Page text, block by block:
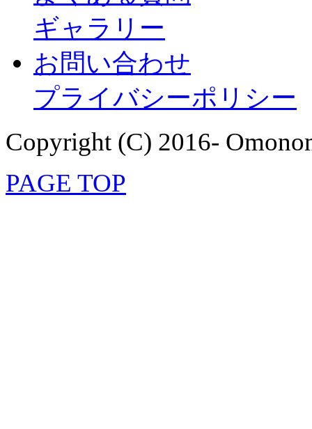
ギャラリー
お問い合わせ
プライバシーポリシー
Copyright (C) 2016-
PAGE TOP